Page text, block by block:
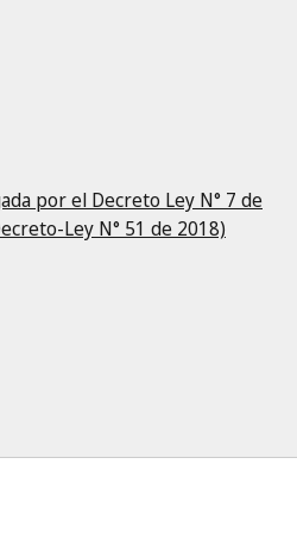
por el Decreto Ley N° 7 de
Ley N° 51 de 2018)